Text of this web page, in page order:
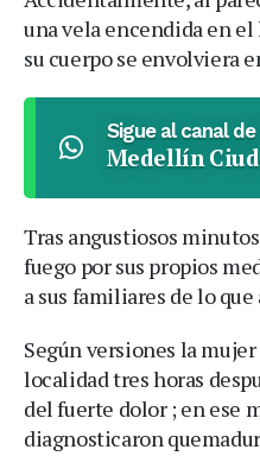
una vela encendida en el
su cuerpo se envolviera
Sigue al canal
Medellín
Tras angustiosos
fuego por sus propios
a sus familiares de lo que
Según versiones la
localidad tres horas
del fuerte dolor ; en ese
diagnosticaron